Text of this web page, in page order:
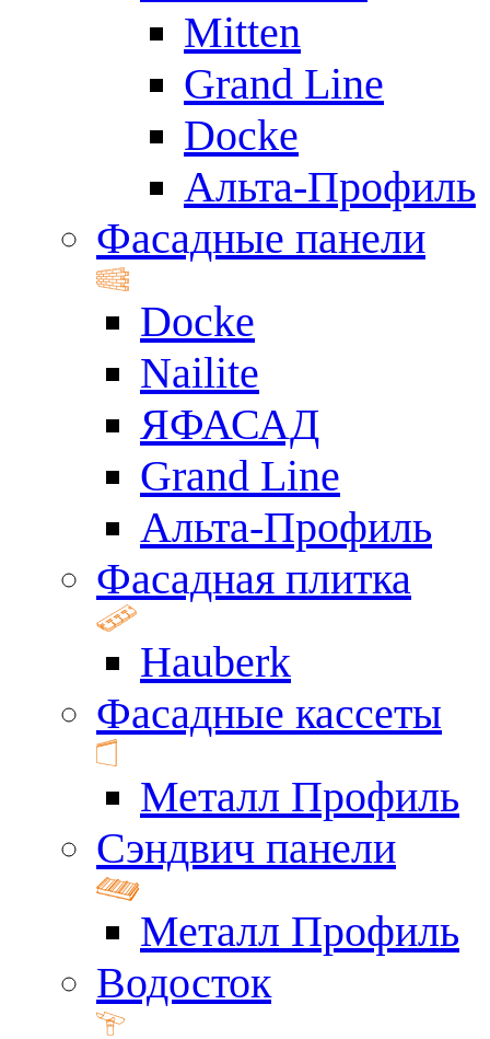
Mitten
Grand Line
Docke
Альта-Профиль
Фасадные панели
Docke
Nailite
ЯФАСАД
Grand Line
Альта-Профиль
Фасадная плитка
Hauberk
Фасадные кассеты
Металл Профиль
Сэндвич панели
Металл Профиль
Водосток